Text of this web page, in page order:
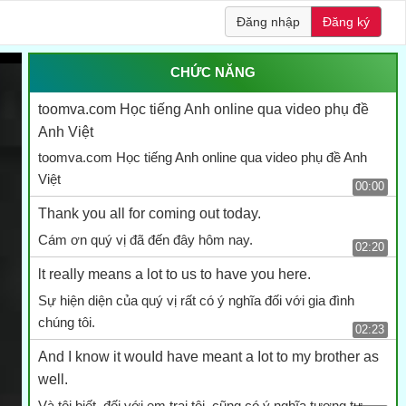
Đăng nhập Đăng ký
CHỨC NĂNG
toomva.com Học tiếng Anh online qua video phụ đề
Anh Việt
toomva.com Học tiếng Anh online qua video phụ đề Anh
Việt
00:00
Thank you all for coming out today.
Cám ơn quý vị đã đến đây hôm nay.
02:20
lt really means a lot to us to have you here.
Sự hiện diện của quý vị rất có ý nghĩa đối với gia đình
chúng tôi.
02:23
And I know it wouId have meant a Iot to my brother as
well.